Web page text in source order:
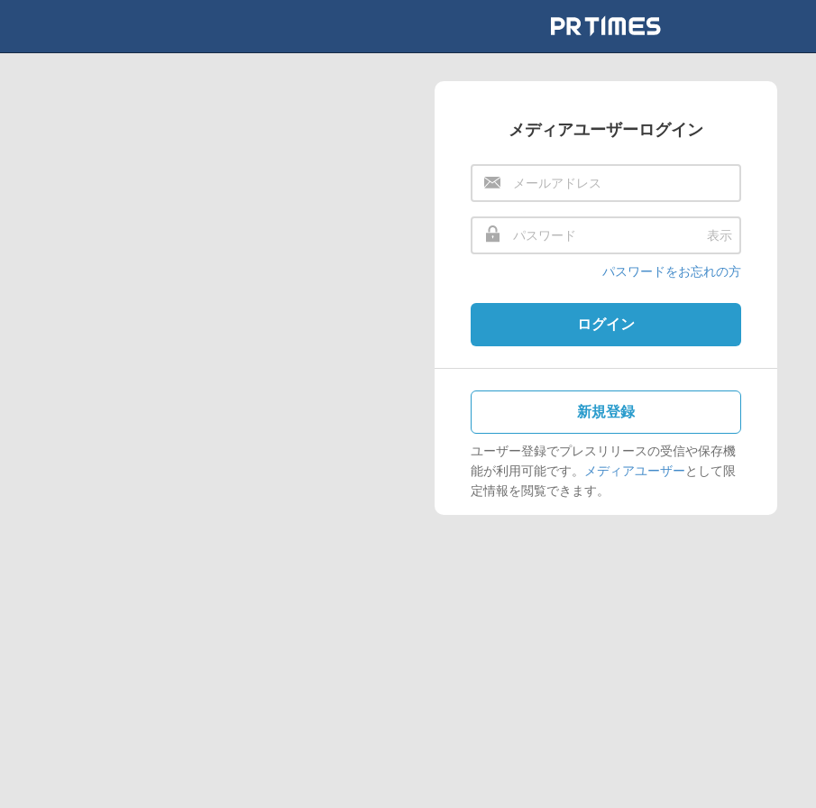
メディアユーザーログイン
表示
パスワードをお忘れの方
ログイン
新規登録
ユーザー登録でプレスリリースの受信や保存機
能が利用可能です。
メディアユーザーとして限
定情報を閲覧できます。